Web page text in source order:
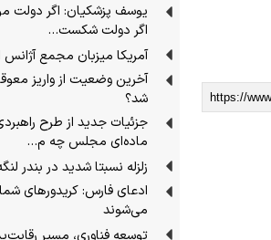
یوسف پزشکیان: اگر دولت
اگر دولت شکست…
آمریکا میزبان مجمع
آخرین وضعیت از واریز
شد؟
ماده‌ای مجلس چه م…
زلزله نسبتا شدید در بندر
ادعای فارس: کریدورهای
می‌شوند
توسعه فناوری، مسیر